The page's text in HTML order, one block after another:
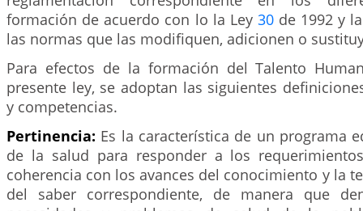
formación de acuerdo con lo la Ley 30de 1992 y
las normas que las modifiquen, adicionen o
Para efectos de la formación del Talento
presente ley, se adoptan las siguientes
y competencias.
Pertinencia: Es la característica de un programa
de la salud para responder a los
coherencia con los avances del conocimiento y la
del saber correspondiente, de manera que